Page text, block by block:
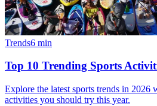
Trends6 min
Top 10 Trending Sports
Explore the latest sports trends in 2026
activities you should try this year.